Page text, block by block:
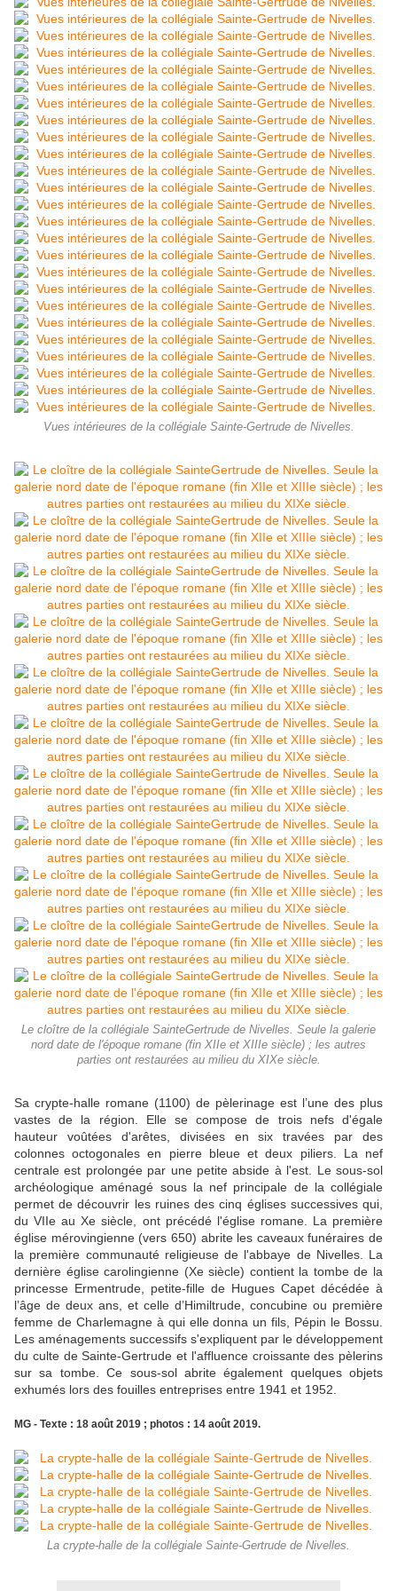
Vues intérieures de la collégiale Sainte-Gertrude de Nivelles.
Le cloître de la collégiale SainteGertrude de Nivelles. Seule la galerie
nord date de l'époque romane (fin XIIe et XIIIe siècle) ; les autres
parties ont restaurées au milieu du XIXe siècle.
Sa crypte-halle romane (1100) de pèlerinage est l’une des plus
vastes de la région. Elle se compose de trois nefs d'égale
hauteur voûtées d'arêtes, divisées en six travées par des
colonnes octogonales en pierre bleue et deux piliers. La nef
centrale est prolongée par une petite abside à l'est. Le sous-sol
archéologique aménagé sous la nef principale de la collégiale
permet de découvrir les ruines des cinq églises successives qui,
du VIIe au Xe siècle, ont précédé l'église romane. La première
église mérovingienne (vers 650) abrite les caveaux funéraires de
la première communauté religieuse de l'abbaye de Nivelles. La
dernière église carolingienne (Xe siècle) contient la tombe de la
princesse Ermentrude, petite-fille de Hugues Capet décédée à
l’âge de deux ans, et celle d’Himiltrude, concubine ou première
femme de Charlemagne à qui elle donna un fils, Pépin le Bossu.
Les aménagements successifs s'expliquent par le développement
du culte de Sainte-Gertrude et l'affluence croissante des pèlerins
sur sa tombe. Ce sous-sol abrite également quelques objets
exhumés lors des fouilles entreprises entre 1941 et 1952.
MG - Texte : 18 août 2019 ; photos : 14 août 2019.
La crypte-halle de la collégiale Sainte-Gertrude de Nivelles.